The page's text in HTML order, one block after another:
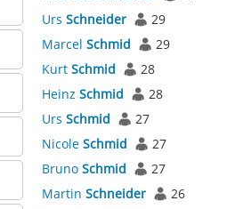
Urs Schneider
29
Marcel Schmid
29
Kurt Schmid
28
Heinz Schmid
28
Urs Schmid
27
Nicole Schmid
27
Bruno Schmid
27
Martin Schneider
26